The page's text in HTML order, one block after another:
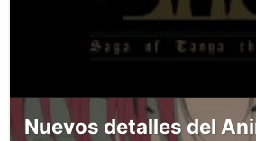
Nuevos detalles del